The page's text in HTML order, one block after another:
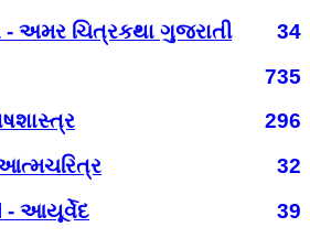
અમર ચિત્રકથા ગુજરાતી
34
735
296
32
- આયૂર્વેદ
39